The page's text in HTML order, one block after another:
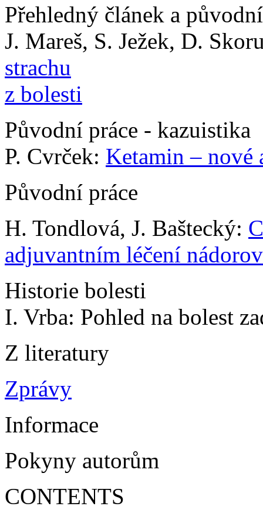
Přehledný článek a
J. Mareš, S. Ježek, D.
strachu
z bolesti
Původní práce - kazuistika
P. Cvrček: Ketamin – nové
Původní práce
H. Tondlová, J. Baštecký:
adjuvantním léčení
Historie bolesti
I. Vrba: Pohled na bolest
Z literatury
Zprávy
Informace
Pokyny autorům
CONTENTS